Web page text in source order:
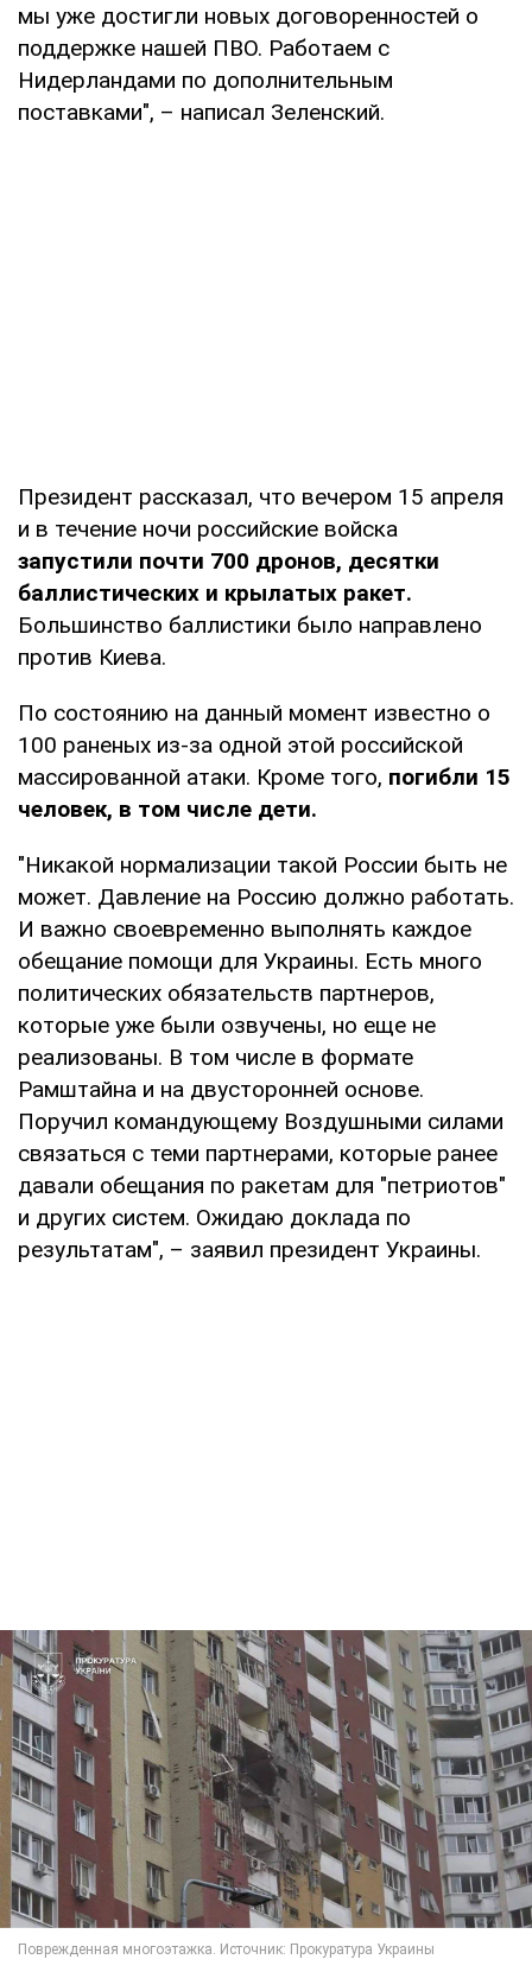
мы уже достигли новых договоренностей о
поддержке нашей ПВО. Работаем с
Нидерландами по дополнительным
поставками", – написал Зеленский.
Президент рассказал, что вечером 15 апреля
и в течение ночи российские войска
запустили почти 700 дронов, десятки
баллистических и крылатых ракет.
Большинство баллистики было направлено
против Киева.
По состоянию на данный момент известно о
100 раненых из-за одной этой российской
массированной атаки. Кроме того, погибли 15
человек, в том числе дети.
"Никакой нормализации такой России быть не
может. Давление на Россию должно работать.
И важно своевременно выполнять каждое
обещание помощи для Украины. Есть много
политических обязательств партнеров,
которые уже были озвучены, но еще не
реализованы. В том числе в формате
Рамштайна и на двусторонней основе.
Поручил командующему Воздушными силами
связаться с теми партнерами, которые ранее
давали обещания по ракетам для "петриотов"
и других систем. Ожидаю доклада по
результатам", – заявил президент Украины.